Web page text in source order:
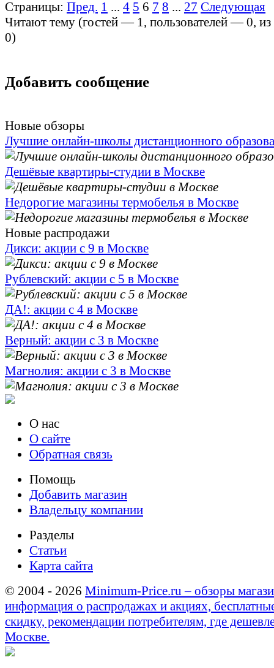
Страницы: Пред. 1 ... 4 5 6 7 8 ... 27 Следующая
Читают тему (гостей — 1, пользователей —0,
0)
Добавить сообщение
Новые обзоры
Лучшие онлайн-школы дистанционного
Дешёвые квартиры-студии в Москве
Недорогие магазины термобелья в Москве
Новые распродажи
Дикси: акции с 9 в Москве
Рублевский: акции с 5 в Москве
ДА!: акции с 4 в Москве
Верный: акции с 3 в Москве
Магнолия: акции с 3 в Москве
О нас
О сайте
Обратная связь
Помощь
Добавить магазин
Владельцу компании
Разделы
Статьи
Карта сайта
© 2004 - 2026 Minimum-Price.ru – обзоры
информация о распродажах и акциях,
скидку, рекомендации потребителям, где
Москве.